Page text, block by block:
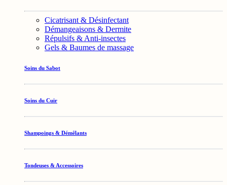
Cicatrisant & Désinfectant
Démangeaisons & Dermite
Répulsifs & Anti-insectes
Gels & Baumes de massage
Soins du Sabot
Soins du Cuir
Shampoings & Démêlants
Tondeuses & Accessoires